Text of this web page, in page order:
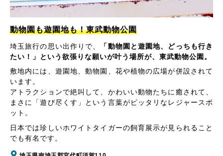
動物園も遊園地も！東武動物公園
埼玉旅行の思い出作りで、
「動物園と遊園地、どっちも行き
たい！」という欲張りな願いが叶う場所が、東武動物公園。
敷地内には、遊園地、動物園、花や植物の広場が併設されて
います。
アトラクションで絶叫して、かわいい動物たちに癒されて、
まさに「遊び尽くす」という言葉がピッタリなレジャースポ
ット。
日本では珍しいホワイトタイガーの飼育展示が見られること
でも有名です。